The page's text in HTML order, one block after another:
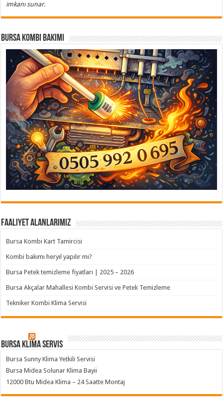
imkanı sunar.
Bursa Kombi Bakımı
Faaliyet Alanlarımız
Bursa Kombi Kart Tamircisi
Kombi bakımı heryıl yapılır mı?
Bursa Petek temizleme fiyatları | 2025 – 2026
Bursa Akçalar Mahallesi Kombi Servisi ve Petek Temizleme
Tekniker Kombi Klima Servisi
Bursa klima servis
Bursa Sunny Klima Yetkili Servisi
Bursa Midea Solunar Klima Bayii
12000 Btu Midea Klima – 24 Saatte Montaj